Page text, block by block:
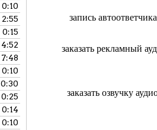
0:10
2:55
0:15
4:52
7:48
0:10
0:30
0:25
0:14
0:10
запись
заказать рекламный
заказать озвучку